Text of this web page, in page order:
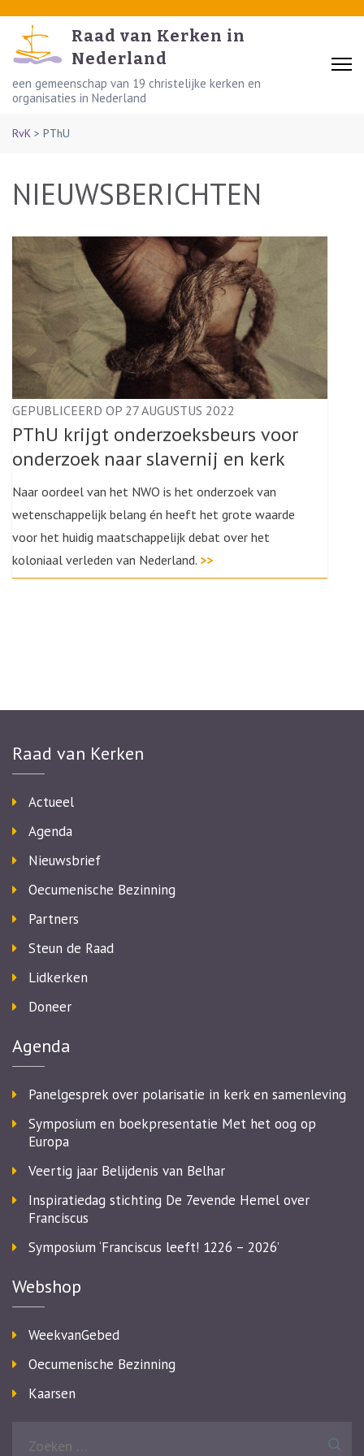
content
(Press
Enter)
Raad van Kerken in
Nederland
een gemeenschap van 19 christelijke kerken en
organisaties in Nederland
RvK > PThU
NIEUWSBERICHTEN
GEPUBLICEERD OP 27 AUGUSTUS 2022
PThU krijgt onderzoeksbeurs voor
onderzoek naar slavernij en kerk
Naar oordeel van het NWO is het onderzoek van
wetenschappelijk belang én heeft het grote waarde
voor het huidig maatschappelijk debat over het
koloniaal verleden van Nederland. >>
Raad van Kerken
Actueel
Agenda
Nieuwsbrief
Oecumenische Bezinning
Partners
Steun de Raad
Lidkerken
Doneer
Agenda
Panelgesprek over polarisatie in kerk en samenleving
Symposium en boekpresentatie Met het oog op
Europa
Veertig jaar Belijdenis van Belhar
Inspiratiedag stichting De 7evende Hemel over
Franciscus
Symposium ‘Franciscus leeft! 1226 – 2026’
Webshop
WeekvanGebed
Oecumenische Bezinning
Kaarsen